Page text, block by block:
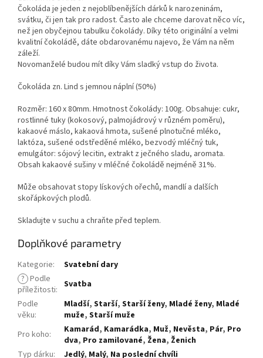
Čokoláda je jeden z nejoblíbenějších dárků k narozeninám,
svátku, či jen tak pro radost. Často ale chceme darovat něco víc,
než jen obyčejnou tabulku čokolády. Díky této originální a velmi
kvalitní čokoládě, dáte obdarovanému najevo, že Vám na něm
záleží.
Novomanželé budou mít díky Vám sladký vstup do života.
Čokoláda zn. Lind s jemnou náplní (50%)
Rozměr: 160 x 80mm. Hmotnost čokolády: 100g. Obsahuje: cukr,
rostlinné tuky (kokosový, palmojádrový v různém poměru),
kakaové máslo, kakaová hmota, sušené plnotučné mléko,
laktóza, sušené odstředěné mléko, bezvodý mléčný tuk,
emulgátor: sójový lecitin, extrakt z ječného sladu, aromata.
Obsah kakaové sušiny v mléčné čokoládě nejméně 31%.
Může obsahovat stopy lískových ořechů, mandlí a dalších
skořápkových plodů.
Skladujte v suchu a chraňte před teplem.
Doplňkové parametry
Kategorie:
Svatební dary
? Podle
příležitosti: Svatba
Podle
věku:
Mladší, Starší, Starší ženy, Mladé ženy, Mladé
muže, Starší muže
Pro koho: Kamarád, Kamarádka, Muž, Nevěsta, Pár, Pro
dva, Pro zamilované, Žena, Ženich
Typ dárku: Jedlý, Malý, Na poslední chvíli